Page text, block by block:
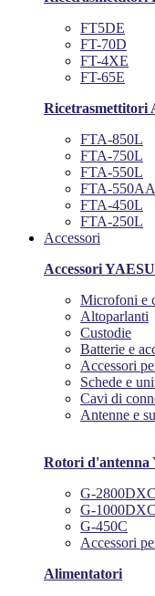
FT5DE
FT-70D
FT-4XE
FT-65E
Ricetrasmettitori
FTA-850L
FTA-750L
FTA-550L
FTA-550AA
FTA-450L
FTA-250L
Accessori
Accessori YAESU
Microfoni e
Altoparlanti
Custodie
Batterie e
Accessori
Schede e
Cavi di
Antenne e
Rotori d'antenna
G-2800DXC
G-1000DXC
G-450C
Accessori
Alimentatori